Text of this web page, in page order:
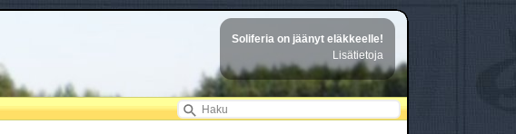
Soliferia on jäänyt eläkkeelle!
Lisätietoja